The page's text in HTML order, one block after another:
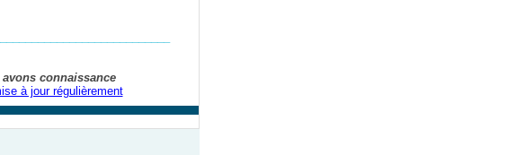
connaissance
à jour régulièrement